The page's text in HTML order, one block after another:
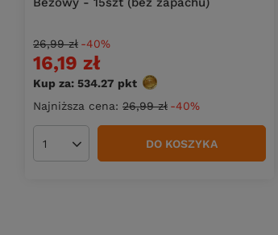
16,19 zł
Kup za: 534.27 pkt punktów
Najniższa cena: 26,99 zł -40%
26,99 zł -40%
Ilość produktów DO KOSZYKA